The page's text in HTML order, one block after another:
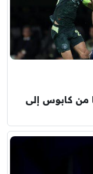
من كابوس إلى